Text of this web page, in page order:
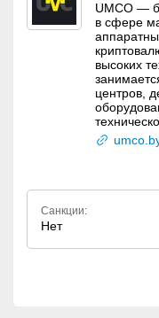
UMCO —
в сфере
высоких
центров,
Санкции:
Нет